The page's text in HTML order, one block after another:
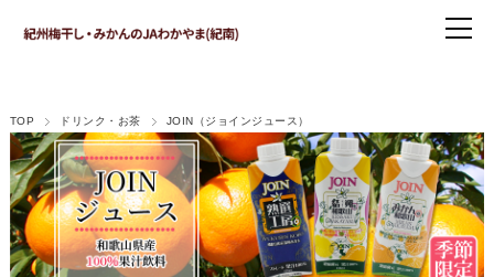
TOP ドリンク・お茶 JOIN（ジョインジュース）